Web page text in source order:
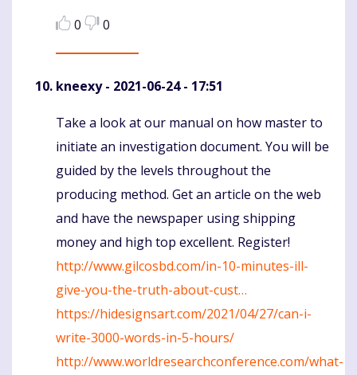
0
0
kneexy- 2021-06-24 - 17:51
Komentaras
Take a look at our manual on how master to
initiate an investigation document. You will be
guided by the levels throughout the
producing method. Get an article on the web
and have the newspaper using shipping
money and high top excellent. Register!
http://www.gilcosbd.com/in-10-minutes-ill-
give-you-the-truth-about-cust…
https://hidesignsart.com/2021/04/27/can-i-
write-3000-words-in-5-hours/
http://www.worldresearchconference.com/what-